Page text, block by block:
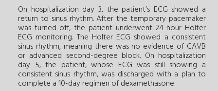
On hospitalization day 3, the patient’s ECG showed a
return to sinus rhythm. After the temporary pacemaker
was turned off, the patient underwent 24-hour Holter
ECG monitoring. The Holter ECG showed a consistent
sinus rhythm, meaning there was no evidence of CAVB
or advanced second-degree block. On hospitalization
day 5, the patient, whose ECG was still showing a
consistent sinus rhythm, was discharged with a plan to
complete a 10-day regimen of dexamethasone.